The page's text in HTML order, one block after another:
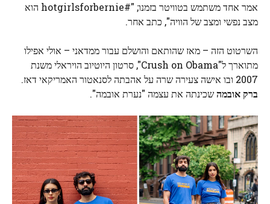
אמר אחד משתמש בטוויטר בזמנו; "#hotgirlsforbernie הוא
מצב נפשי ומצב של הוויה", כתב אחר.
השרטוט הזה – מאז שהותאם והושלם עבור ממדאני – אולי אפילו
מתוארך ל"Crush on Obama", סרטון היוטיוב הויראלי משנת
2007 ובו אישה צעירה שרה על אהבתה לסנאטור האמריקאי דאז.
ברק אובמהשכינתה את עצמה "נערת אובמה".